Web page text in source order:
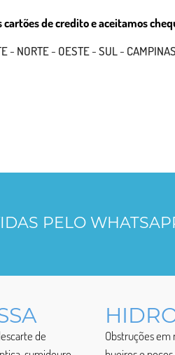
cartões de credito e aceitamos
- NORTE- OESTE-SUL- CAMPINAS
PELO
de
Obstruções em